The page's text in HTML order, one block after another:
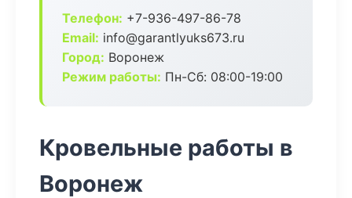
Телефон: +7-936-497-86-78
Email: info@garantlyuks673.ru
Город: Воронеж
Режим работы: Пн-Сб: 08:00-19:00
Кровельные работы в
Воронеж